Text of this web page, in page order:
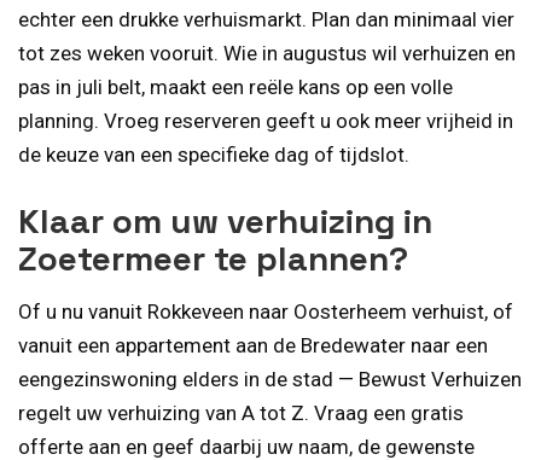
echter een drukke verhuismarkt. Plan dan minimaal vier
tot zes weken vooruit. Wie in augustus wil verhuizen en
pas in juli belt, maakt een reële kans op een volle
planning. Vroeg reserveren geeft u ook meer vrijheid in
de keuze van een specifieke dag of tijdslot.
Klaar om uw verhuizing in
Zoetermeer te plannen?
Of u nu vanuit Rokkeveen naar Oosterheem verhuist, of
vanuit een appartement aan de Bredewater naar een
eengezinswoning elders in de stad — Bewust Verhuizen
regelt uw verhuizing van A tot Z. Vraag een gratis
offerte aan en geef daarbij uw naam, de gewenste